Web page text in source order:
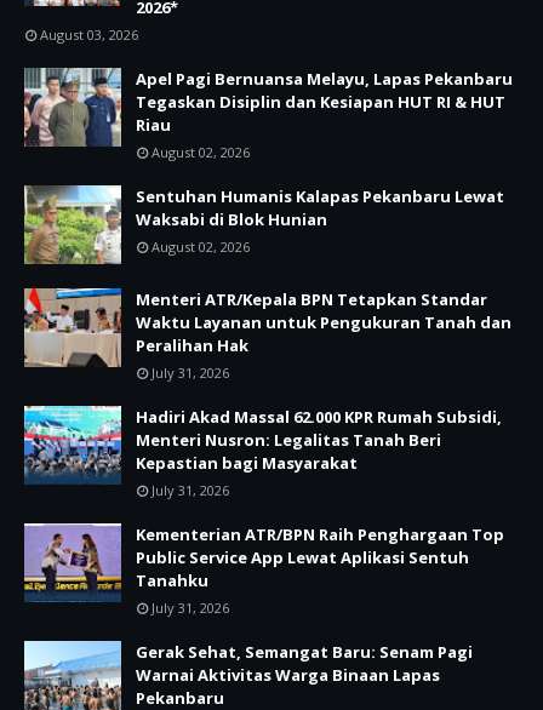
2026*
August 03, 2026
Apel Pagi Bernuansa Melayu, Lapas Pekanbaru
Tegaskan Disiplin dan Kesiapan HUT RI & HUT
Riau
August 02, 2026
Sentuhan Humanis Kalapas Pekanbaru Lewat
Waksabi di Blok Hunian
August 02, 2026
Menteri ATR/Kepala BPN Tetapkan Standar
Waktu Layanan untuk Pengukuran Tanah dan
Peralihan Hak
July 31, 2026
Hadiri Akad Massal 62.000 KPR Rumah Subsidi,
Menteri Nusron: Legalitas Tanah Beri
Kepastian bagi Masyarakat
July 31, 2026
Kementerian ATR/BPN Raih Penghargaan Top
Public Service App Lewat Aplikasi Sentuh
Tanahku
July 31, 2026
Gerak Sehat, Semangat Baru: Senam Pagi
Warnai Aktivitas Warga Binaan Lapas
Pekanbaru